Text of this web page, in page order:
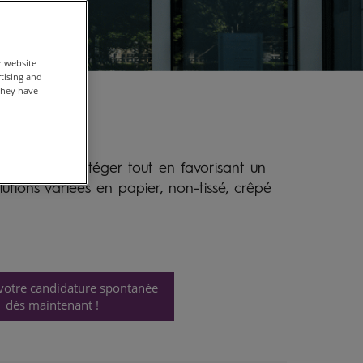
et protéger tout en favorisant un
variées en papier, non-tissé, crêpé
candidature spontanée
dès maintenant !
website
and
have